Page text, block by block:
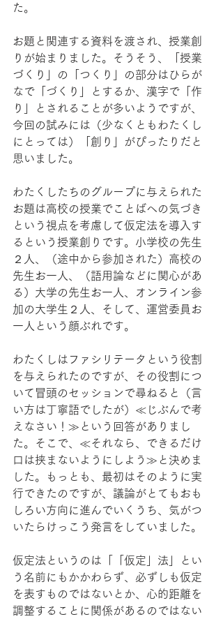
た。
お題と関連する資料を渡され、授業創
りが始まりました。そうそう、「授業
づくり」の「つくり」の部分はひらが
なで「づくり」とするか、漢字で「作
り」とされることが多いようですが、
今回の試みには（少なくともわたくし
にとっては）「創り」がぴったりだと
思いました。
わたくしたちのグループに与えられた
お題は高校の授業でことばへの気づき
という視点を考慮して仮定法を導入す
るという授業創りです。小学校の先生
２人、（途中から参加された）高校の
先生お一人、（語用論などに関心があ
る）大学の先生お一人、オンライン参
加の大学生２人、そして、運営委員お
一人という顔ぶれです。
わたくしはファシリテータという役割
を与えられたのですが、その役割につ
いて冒頭のセッションで尋ねると（言
い方は丁寧語でしたが）≪じぶんで考
えなさい！≫という回答がありまし
た。そこで、≪それなら、できるだけ
口は挟まないようにしよう≫と決めま
した。もっとも、最初はそのように実
行できたのですが、議論がとてもおも
しろい方向に進んでいくうち、気がつ
いたらけっこう発言をしていました。
仮定法というのは「「仮定」法」とい
う名前にもかかわらず、必ずしも仮定
を表すものではないとか、心的距離を
調整することに関係があるのではない